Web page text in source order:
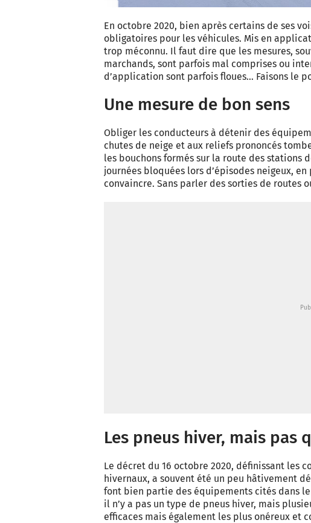
En octobre 2020, bien après certains de ses
obligatoires pour les véhicules. Mis en
trop méconnu. Il faut dire que les mesures,
marchands, sont parfois mal comprises ou
d’application sont parfois floues… Faisons le
Une mesure de bon sens
Obliger les conducteurs à détenir des
chutes de neige et aux reliefs prononcés
les bouchons formés sur la route des stations
journées bloquées lors d’épisodes neigeux,
convaincre. Sans parler des sorties de routes
Les pneus hiver, mais pas
Le décret du 16 octobre 2020, définissant les
hivernaux, a souvent été un peu hâtivement
font bien partie des équipements cités dans
il n’y a pas un type de pneus hiver, mais
efficaces mais également les plus onéreux et